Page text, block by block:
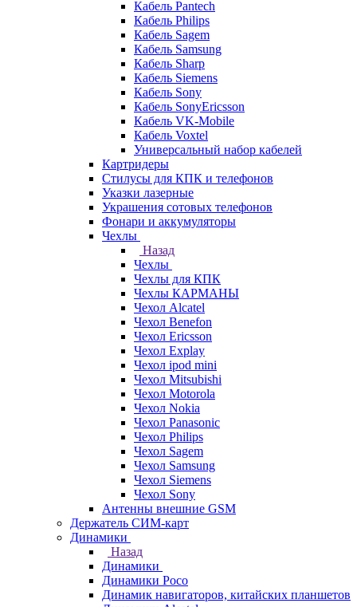
Кабель Pantech
Кабель Philips
Кабель Sagem
Кабель Samsung
Кабель Sharp
Кабель Siemens
Кабель Sony
Кабель SonyEricsson
Кабель VK-Mobile
Кабель Voxtel
Универсальный набор кабелей
Картридеры
Стилусы для КПК и телефонов
Указки лазерные
Украшения сотовых телефонов
Фонари и аккумуляторы
Чехлы
Назад
Чехлы
Чехлы для КПК
Чехлы КАРМАНЫ
Чехол Alcatel
Чехол Benefon
Чехол Ericsson
Чехол Explay
Чехол ipod mini
Чехол Mitsubishi
Чехол Motorola
Чехол Nokia
Чехол Panasonic
Чехол Philips
Чехол Sagem
Чехол Samsung
Чехол Siemens
Чехол Sony
Антенны внешние GSM
Держатель СИМ-карт
Динамики
Назад
Динамики
Динамики Poco
Динамик навигаторов, китайских планшетов